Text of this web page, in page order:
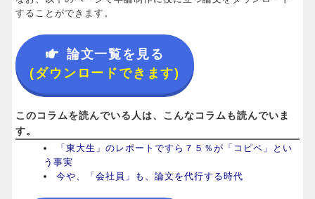
することができます。
論文一覧を見る
(ダウンロードできます)
このコラムを読んでいる人は、こんなコラムも読んでいま
す。
「東大生」のレポートですら７５％が「コピペ」とい
う事実
今や、「会社員」も、論文を代行する時代